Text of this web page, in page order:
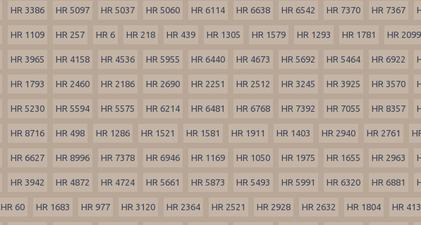
HR 3386 HR 5097 HR 5037 HR 5060 HR 6114 HR 6638 HR 6542 HR 7370 HR 7367
HR 1109 HR 257 HR 6 HR 218 HR 439 HR 1305 HR 1579 HR 1293 HR 1781 HR 2099
HR 3965 HR 4158 HR 4536 HR 5955 HR 6440 HR 4673 HR 5692 HR 5464 HR 6922
HR 1793 HR 2460 HR 2186 HR 2690 HR 2251 HR 2512 HR 3245 HR 3925 HR 3570
HR 5230 HR 5594 HR 5575 HR 6214 HR 6481 HR 6768 HR 7392 HR 7055 HR 8357
HR 8716 HR 498 HR 1286 HR 1521 HR 1581 HR 1911 HR 1403 HR 2940 HR 2761
HR 6627 HR 8996 HR 7378 HR 6946 HR 1169 HR 1050 HR 1975 HR 1655 HR 2963
HR 3942 HR 4872 HR 4724 HR 5661 HR 5873 HR 5493 HR 5991 HR 6320 HR 6881
HR 60 HR 1683 HR 977 HR 3120 HR 2364 HR 2521 HR 2928 HR 2632 HR 1804 HR